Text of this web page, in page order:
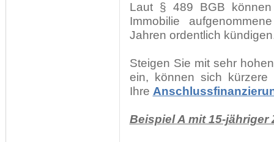
Laut § 489 BGB
Immobilie
Jahren ordentlich
Steigen Sie mit sehr
ein, können sich kürzere
Ihre
Beispiel A mit 15-